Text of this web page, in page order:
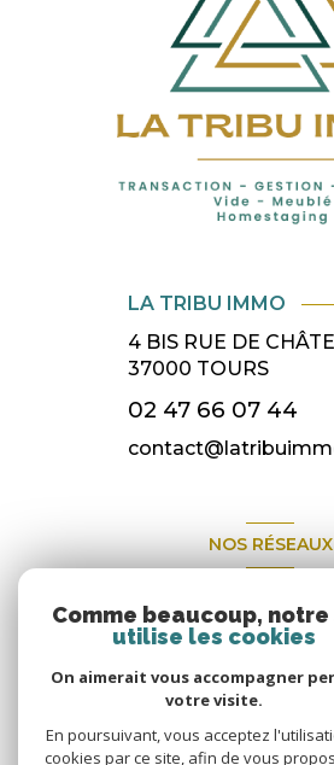
LA TRIBU IMMO
4 BIS RUE DE
37000 TOURS
02 47 66 07 44
NOS RÉSEAUX
Comme beaucoup,
utilise les cookies
On aimerait vous accompagner
votre visite.
En poursuivant, vous acceptez
cookies par ce site, afin de vous